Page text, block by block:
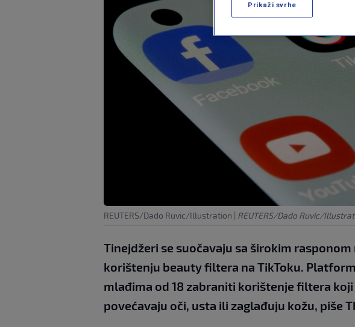
REUTERS/Dado Ruvic/Illustration | REUTERS/Dado Ruvic/
Tinejdžeri se suočavaju sa širokim
korištenju beauty filtera na TikToku.
mlađima od 18 zabraniti korištenje filtera
povećavaju oči, usta ili zaglađuju kožu, piše
Prikaži svrhe